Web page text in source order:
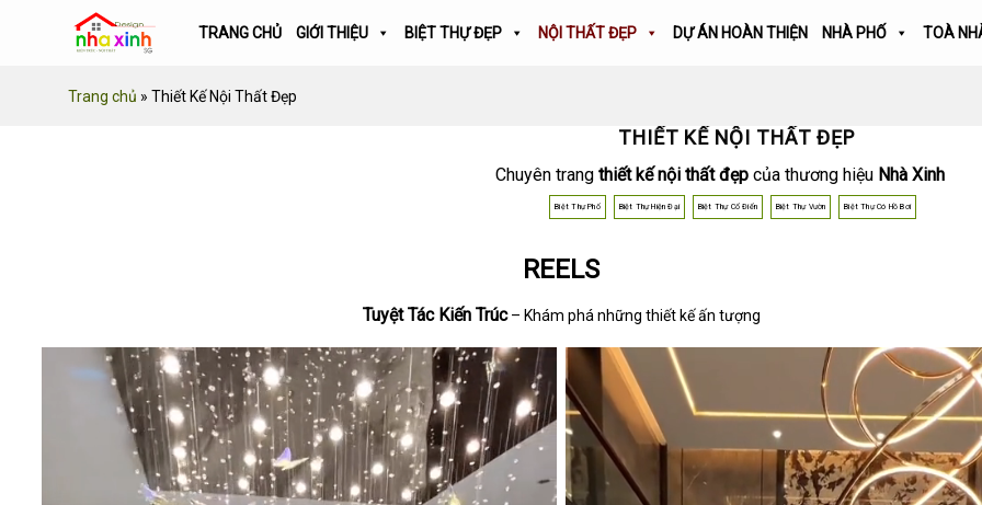
TRANG CHỦ GIỚI THIỆU BIỆT THỰ ĐẸP NỘI THẤT ĐẸP DỰ ÁN HOÀN THIỆN NHÀ PHỐ TOÀ
Trang chủ » Thiết Kế Nội Thất Đẹp
THIẾT KẾ NỘI THẤT ĐẸP
Chuyên trang thiết kế nội thất đẹp của thương hiệu Nhà Xinh
Biệt Thự Phố Biệt Thự Hiện Đại Biệt Thự Cổ Điển Biệt Thự Vườn Biệt Thự Có Hồ Bơi
REELS
Tuyệt Tác Kiến Trúc– Khám phá những thiết kế ấn tượng